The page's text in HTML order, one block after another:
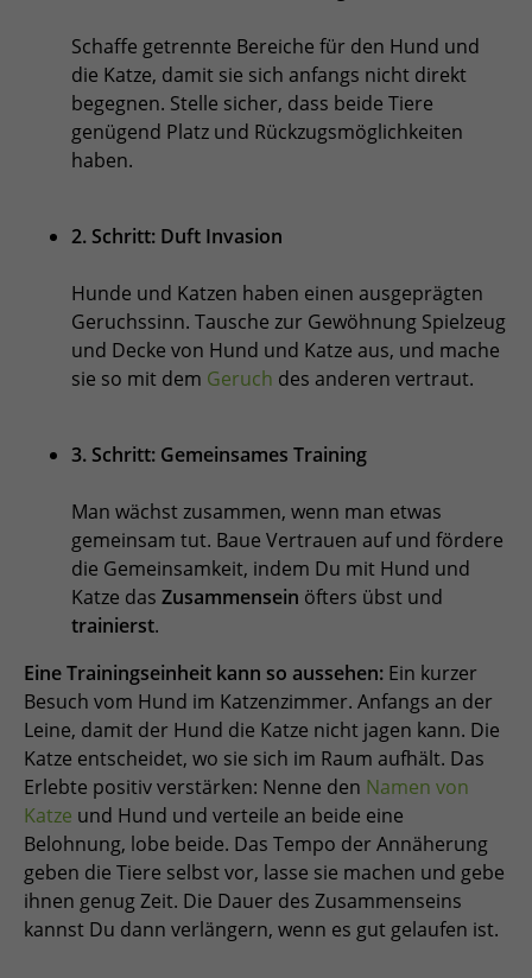
Schaffe getrennte Bereiche für den Hund und
die Katze, damit sie sich anfangs nicht direkt
begegnen. Stelle sicher, dass beide Tiere
genügend Platz und Rückzugsmöglichkeiten
haben.
2. Schritt: Duft Invasion
Hunde und Katzen haben einen ausgeprägten
Geruchssinn. Tausche zur Gewöhnung Spielzeug
und Decke von Hund und Katze aus, und mache
sie so mit dem Geruch des anderen vertraut.
3. Schritt: Gemeinsames Training
Man wächst zusammen, wenn man etwas
gemeinsam tut. Baue Vertrauen auf und fördere
die Gemeinsamkeit, indem Du mit Hund und
Katze das Zusammensein öfters übst und
trainierst.
Eine Trainingseinheit kann so aussehen: Ein kurzer
Besuch vom Hund im Katzenzimmer. Anfangs an der
Leine, damit der Hund die Katze nicht jagen kann. Die
Katze entscheidet, wo sie sich im Raum aufhält. Das
Erlebte positiv verstärken: Nenne den Namen von
Katze und Hund und verteile an beide eine
Belohnung, lobe beide. Das Tempo der Annäherung
geben die Tiere selbst vor, lasse sie machen und gebe
ihnen genug Zeit. Die Dauer des Zusammenseins
kannst Du dann verlängern, wenn es gut gelaufen ist.